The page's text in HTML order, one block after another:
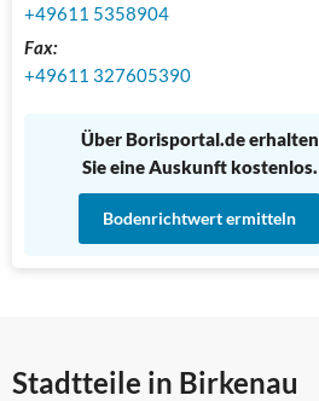
+49611 5358904
Fax:
+49611 327605390
Über Borisportal.de erhalten
Sie eine Auskunft kostenlos.
Bodenrichtwert ermitteln
Stadtteile in Birkenau